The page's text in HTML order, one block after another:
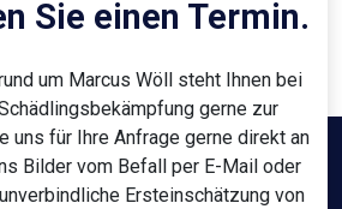
Sie einen Termin.
um Marcus Wöll steht Ihnen bei
gerne zur
uns für Ihre Anfrage gerne direkt an
Bilder vom Befall per E-Mail oder
Ersteinschätzung von